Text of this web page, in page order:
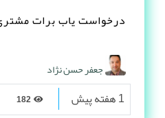
درخواست یاب برات
جعفر حسن نژاد
1 هفته پیش